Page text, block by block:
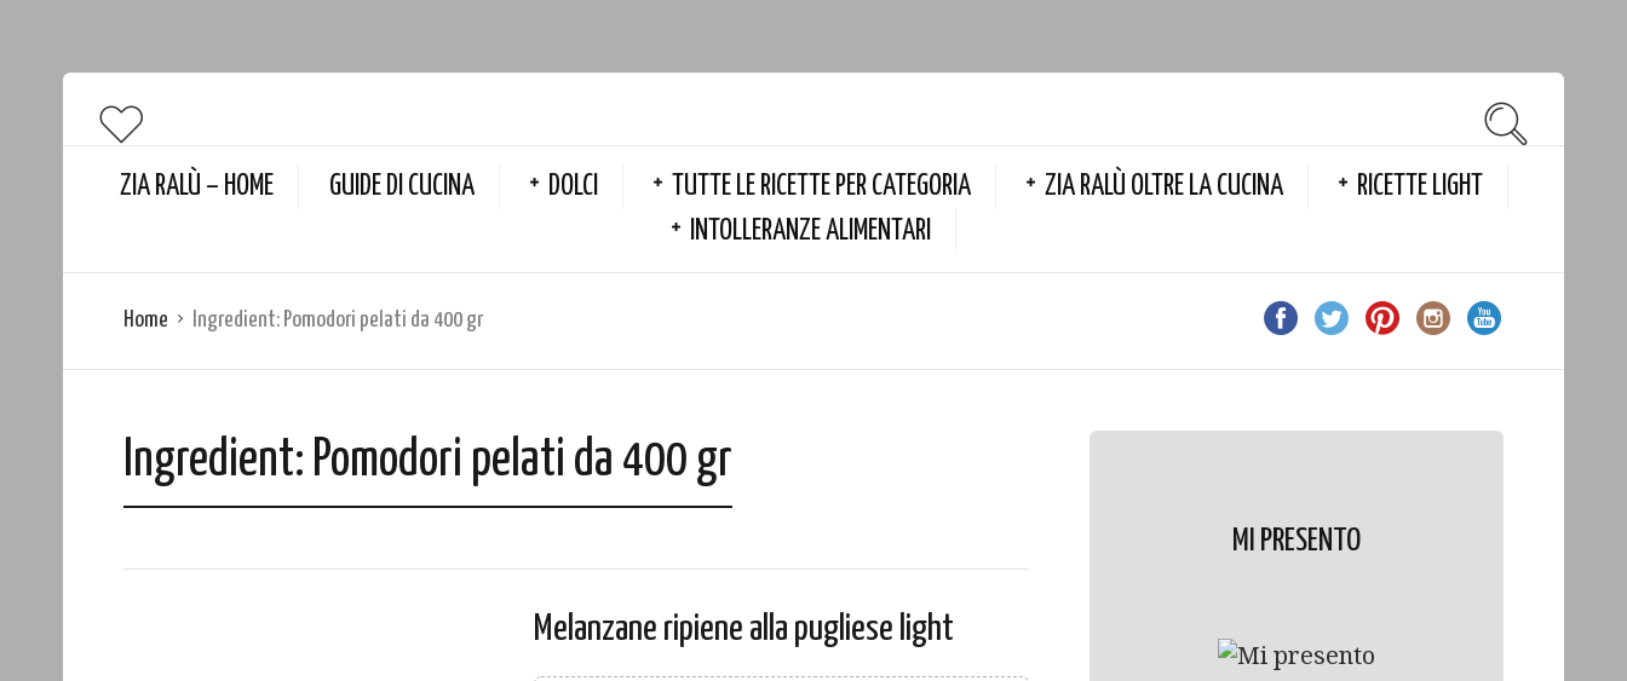
ZIA RALÙ – HOME GUIDE DI CUCINA DOLCI TUTTE LE RICETTE PER CATEGORIA ZIA RALÙ OLTRE LA CUCINA
RICETTE LIGHT
INTOLLERANZE ALIMENTARI
Home Ingredient: Pomodori pelati da 400 gr
Ingredient: Pomodori pelati da 400 gr
Melanzane ripiene alla pugliese light
MI PRESENTO